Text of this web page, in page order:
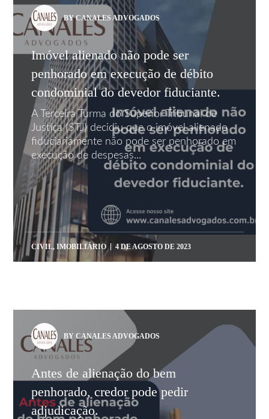
BY CANALES ADVOGADOS
Imóvel alienado não pode ser
penhorado em execução de débito
condominial do devedor fiduciante.
A Terceira Turma do Superior Tribunal de
Justiça (STJ) decidiu que o imóvel alienado
fiduciariamente não pode ser penhorado em
execução de despesas...
CIVIL,IMOBILIÁRIO 4 DE AGOSTO DE 2023
BY CANALES ADVOGADOS
Antes de alienação do bem
penhorado, credor pode pedir
adjudicação.